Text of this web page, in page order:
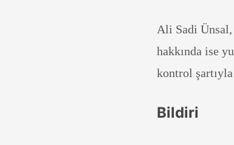
Ali Sadi
hakkında ise
kontrol
Bildiri